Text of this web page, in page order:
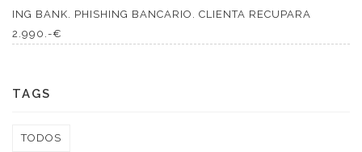
ING BANK. PHISHING BANCARIO. CLIENTA RECUPARA
2.990.-€
TAGS
TODOS